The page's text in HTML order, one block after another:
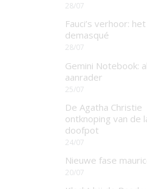
28/07
Fauci’s verhoor:
demasqué
28/07
Gemini Notebook:
aanrader
25/07
De Agatha Christie
ontknoping van de
doofpot
24/07
Nieuwe fase
20/07